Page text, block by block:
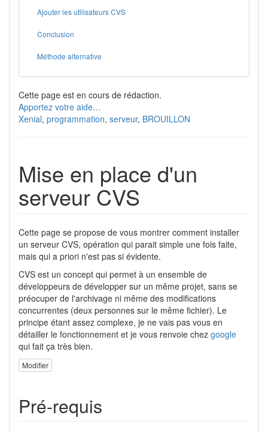
Ajouter les utilisateurs CVS
Conclusion
Méthode alternative
Cette page est en cours de rédaction.
Apportez votre aide…
Xenial, programmation, serveur, BROUILLON
Mise en place d'un
serveur CVS
Cette page se propose de vous montrer comment installer
un serveur CVS, opération qui parait simple une fois faite,
mais qui a priori n'est pas si évidente.
CVS est un concept qui permet à un ensemble de
développeurs de développer sur un même projet, sans se
préocuper de l'archivage ni même des modifications
concurrentes (deux personnes sur le même fichier). Le
principe étant assez complexe, je ne vais pas vous en
détailler le fonctionnement et je vous renvoie chez google
qui fait ça très bien.
Modifier
Pré-requis